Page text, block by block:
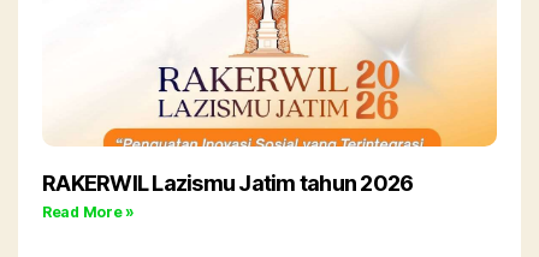
RAKERWIL Lazismu Jatim tahun 2026
Read More »